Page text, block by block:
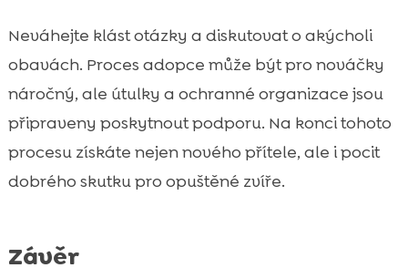
Neváhejte klást otázky a diskutovat o akýcholi
obavách. Proces adopce může být pro nováčky
náročný, ale útulky a ochranné organizace jsou
připraveny poskytnout podporu. Na konci tohoto
procesu získáte nejen nového přítele, ale i pocit
dobrého skutku pro opuštěné zvíře.
Závěr